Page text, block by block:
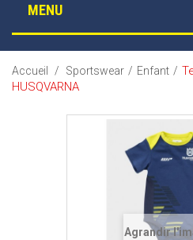
MENU
Accueil / Sportswear / Enfant /
HUSQVARNA
Agrandir